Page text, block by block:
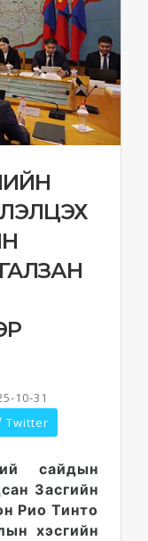
10-31
Twitter
сайдын
Засгийн
Рио Тинто
хэсгийн